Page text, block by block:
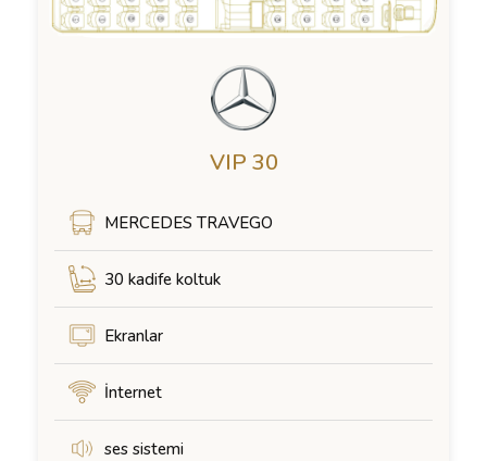
VIP 30
MERCEDES TRAVEGO
30 kadife koltuk
Ekranlar
İnternet
ses sistemi